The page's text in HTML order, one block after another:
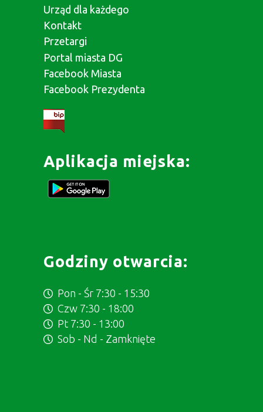
Urząd dla każdego
Kontakt
Przetargi
Portal miasta DG
Facebook Miasta
Facebook Prezydenta
Aplikacja miejska:
Godziny otwarcia:
Pon - Śr 7:30 - 15:30
Czw 7:30 - 18:00
Pt 7:30 - 13:00
Sob - Nd - Zamknięte